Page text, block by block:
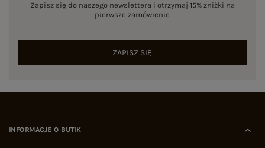
Zapisz się do naszego newslettera i otrzymaj 15% zniżki na
pierwsze zamówienie
ZAPISZ SIĘ
INFORMACJE O BUTIK